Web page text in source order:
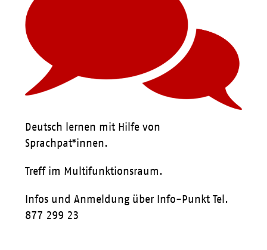
Deutsch lernen mit Hilfe von
Sprachpat*innen.
Treff im Multifunktionsraum.
Infos und Anmeldung über Info-Punkt Tel.
877 299 23